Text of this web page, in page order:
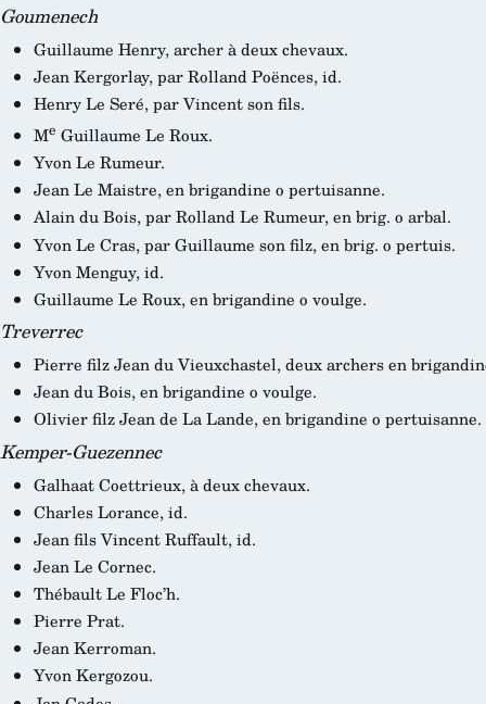
Goumenech
Guillaume Henry, archer à deux chevaux.
Jean Kergorlay, par Rolland Poënces, id.
Henry Le Seré, par Vincent son fils.
Me Guillaume Le Roux.
Yvon Le Rumeur.
Jean Le Maistre, en brigandine o pertuisanne.
Alain du Bois, par Rolland Le Rumeur, en brig. o arbal.
Yvon Le Cras, par Guillaume son filz, en brig. o pertuis.
Yvon Menguy, id.
Guillaume Le Roux, en brigandine o voulge.
Treverrec
Pierre filz Jean du Vieuxchastel, deux archers en
Jean du Bois, en brigandine o voulge.
Olivier filz Jean de La Lande, en brigandine o pertuisanne.
Kemper-Guezennec
Galhaat Coettrieux, à deux chevaux.
Charles Lorance, id.
Jean fils Vincent Ruffault, id.
Jean Le Cornec.
Thébault Le Floc’h.
Pierre Prat.
Jean Kerroman.
Yvon Kergozou.